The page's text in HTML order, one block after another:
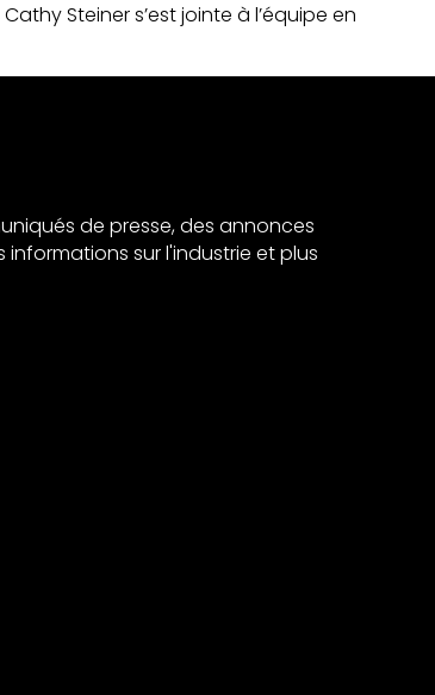
Steiner s’est jointe à l’équipe en
de presse, des annonces
informations sur l'industrie et plus